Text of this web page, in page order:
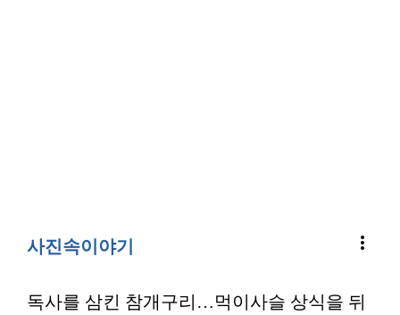
사진속이야기 more_vert
독사를 삼킨 참개구리…먹이사슬 상식을 뒤